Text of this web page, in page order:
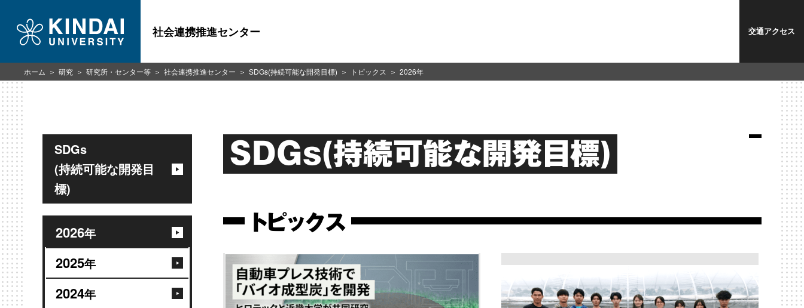
社会連携推進センター 交通アクセス
SDGs
(持続可能な開発目
標)
2026年
2025年
2024年
SDGs(持続可能な開発目標)
トピックス
ホーム 研究 研究所・センター等 社会連携推進センター SDGs(持続可能な開発目標) トピックス 2026年